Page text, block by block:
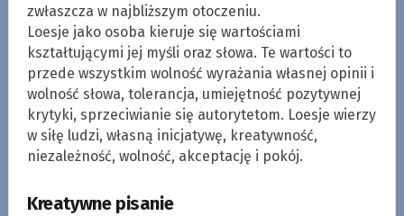
zwłaszcza w najbliższym otoczeniu.
Loesje jako osoba kieruje się wartościami
kształtującymi jej myśli oraz słowa. Te wartości to
przede wszystkim wolność wyrażania własnej opinii i
wolność słowa, tolerancja, umiejętność pozytywnej
krytyki, sprzeciwianie się autorytetom. Loesje wierzy
w siłę ludzi, własną inicjatywę, kreatywność,
niezależność, wolność, akceptację i pokój.
Kreatywne pisanie